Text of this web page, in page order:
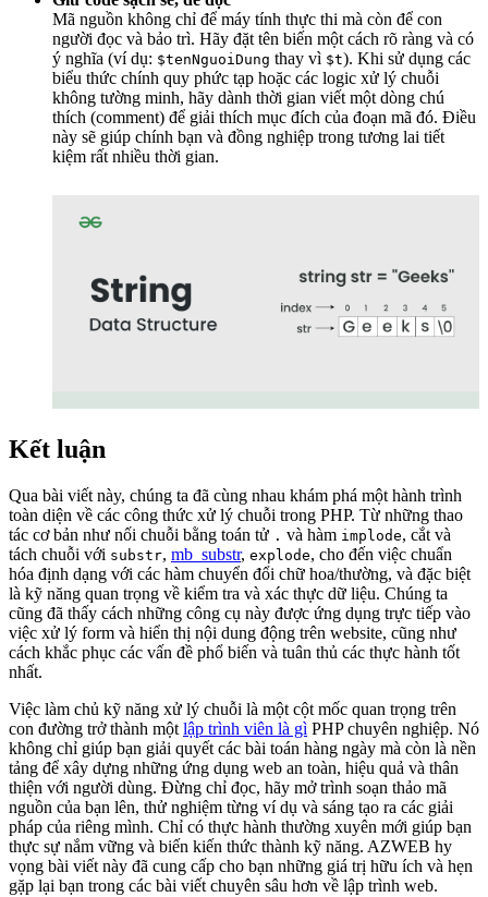
Mã nguồn không chỉ để máy tính thực thi mà còn để con
người đọc và bảo trì. Hãy đặt tên biến một cách rõ ràng và có
ý nghĩa (ví dụ: $tenNguoiDung thay vì $t). Khi sử dụng các
biểu thức chính quy phức tạp hoặc các logic xử lý chuỗi
không tường minh, hãy dành thời gian viết một dòng chú
thích (comment) để giải thích mục đích của đoạn mã đó. Điều
này sẽ giúp chính bạn và đồng nghiệp trong tương lai tiết
kiệm rất nhiều thời gian.
Kết luận
Qua bài viết này, chúng ta đã cùng nhau khám phá một hành trình
toàn diện về các công thức xử lý chuỗi trong PHP. Từ những thao
tác cơ bản như nối chuỗi bằng toán tử . và hàm implode, cắt và
tách chuỗi với substr, mb_substr, explode, cho đến việc chuẩn
hóa định dạng với các hàm chuyển đổi chữ hoa/thường, và đặc biệt
là kỹ năng quan trọng về kiểm tra và xác thực dữ liệu. Chúng ta
cũng đã thấy cách những công cụ này được ứng dụng trực tiếp vào
việc xử lý form và hiển thị nội dung động trên website, cũng như
cách khắc phục các vấn đề phổ biến và tuân thủ các thực hành tốt
nhất.
Việc làm chủ kỹ năng xử lý chuỗi là một cột mốc quan trọng trên
con đường trở thành một lập trình viên là gì PHP chuyên nghiệp. Nó
không chỉ giúp bạn giải quyết các bài toán hàng ngày mà còn là nền
tảng để xây dựng những ứng dụng web an toàn, hiệu quả và thân
thiện với người dùng. Đừng chỉ đọc, hãy mở trình soạn thảo mã
nguồn của bạn lên, thử nghiệm từng ví dụ và sáng tạo ra các giải
pháp của riêng mình. Chỉ có thực hành thường xuyên mới giúp bạn
thực sự nắm vững và biến kiến thức thành kỹ năng. AZWEB hy
vọng bài viết này đã cung cấp cho bạn những giá trị hữu ích và hẹn
gặp lại bạn trong các bài viết chuyên sâu hơn về lập trình web.